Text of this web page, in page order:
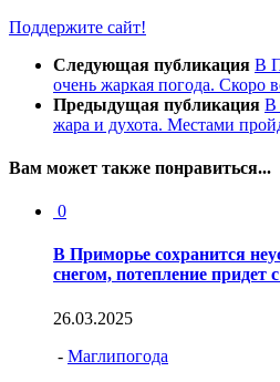
Поддержите сайт!
Следующая публикация В
очень жаркая погода. Скоро
Предыдущая публикация В
жара и духота. Местами
Вам может также понравиться...
0
В Приморье сохранится
снегом, потепление придет
26.03.2025
- Маглипогода